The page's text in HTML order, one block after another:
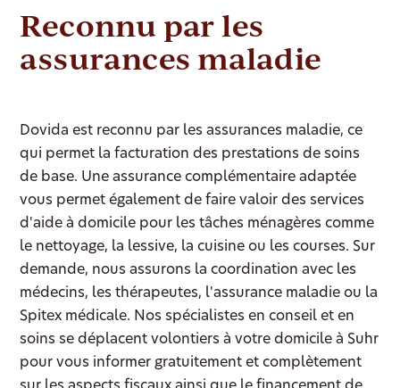
Reconnu par les
assurances maladie
Dovida est reconnu par les assurances maladie, ce
qui permet la facturation des prestations de soins
de base. Une assurance complémentaire adaptée
vous permet également de faire valoir des services
d'aide à domicile pour les tâches ménagères comme
le nettoyage, la lessive, la cuisine ou les courses. Sur
demande, nous assurons la coordination avec les
médecins, les thérapeutes, l'assurance maladie ou la
Spitex médicale. Nos spécialistes en conseil et en
soins se déplacent volontiers à votre domicile à Suhr
pour vous informer gratuitement et complètement